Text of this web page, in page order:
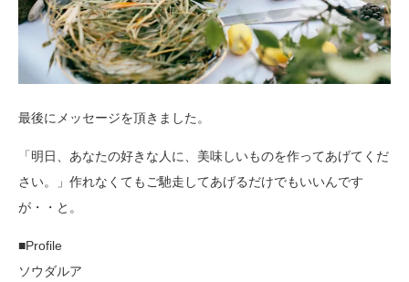
最後にメッセージを頂きました。
「明日、あなたの好きな人に、美味しいものを作ってあげてくだ
さい。」作れなくてもご馳走してあげるだけでもいいんです
が・・と。
■Profile
ソウダルア